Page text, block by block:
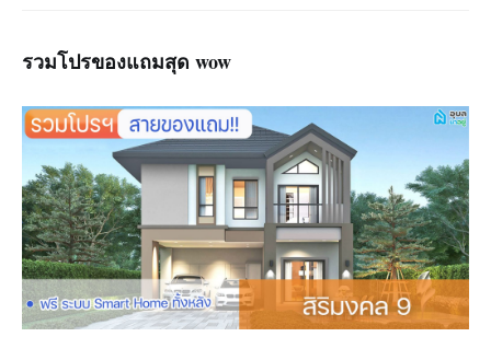
รวมโปรของแถมสุด wow